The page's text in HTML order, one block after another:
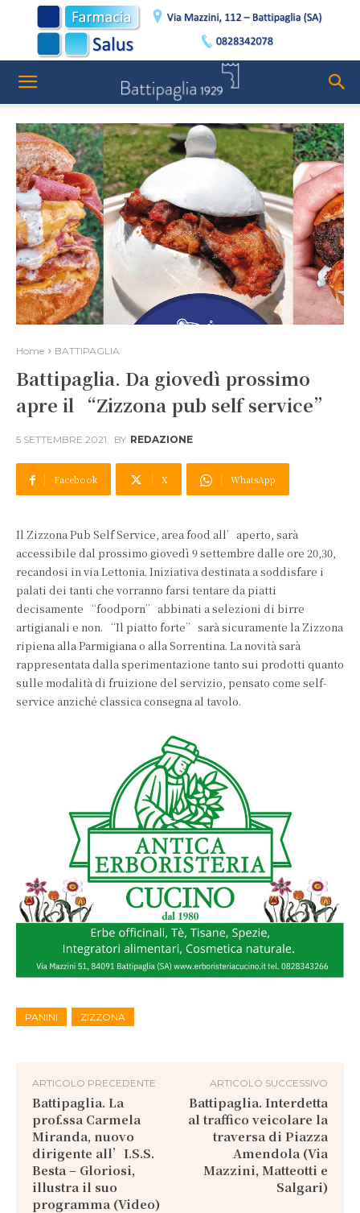
Home BATTIPAGLIA
Battipaglia. Da giovedì prossimo
apre il “Zizzona pub self service”
5 SETTEMBRE 2021 BY REDAZIONE
Facebook X WhatsApp
Il Zizzona Pub Self Service, area food all’aperto, sarà
accessibile dal prossimo giovedì 9 settembre dalle ore 20,30,
recandosi in via Lettonia. Iniziativa destinata a soddisfare i
palati dei tanti che vorranno farsi tentare da piatti
decisamente “foodporn” abbinati a selezioni di birre
artigianali e non. “Il piatto forte” sarà sicuramente la Zizzona
ripiena alla Parmigiana o alla Sorrentina. La novità sarà
rappresentata dalla sperimentazione tanto sui prodotti quanto
sulle modalità di fruizione del servizio, pensato come self-
service anziché classica consegna al tavolo.
PANINI ZIZZONA
ARTICOLO PRECEDENTE
Battipaglia. La
prof.ssa Carmela
Miranda, nuovo
dirigente all’I.S.S.
Besta – Gloriosi,
illustra il suo
programma (Video)
ARTICOLO SUCCESSIVO
Battipaglia. Interdetta
al traffico veicolare la
traversa di Piazza
Amendola (Via
Mazzini, Matteotti e
Salgari)